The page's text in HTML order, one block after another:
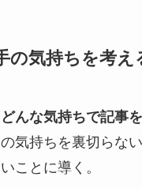
の気持ちを考え
んな気持ちで記事
気持ちを裏切らな
ことに導く。